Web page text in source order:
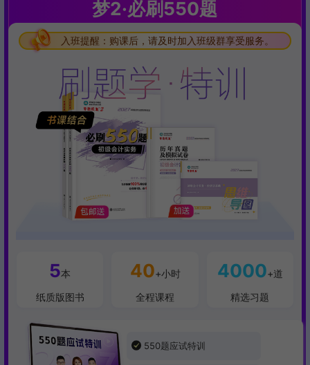
梦2·必刷550题
入班提醒：购课后，请及时加入班级群享受服务。
入班提醒：购课后，请及时加入班级群享受服务。
5本
纸质版图书
40+小时
全程课程
4000+道
精选习题
550题应试特训